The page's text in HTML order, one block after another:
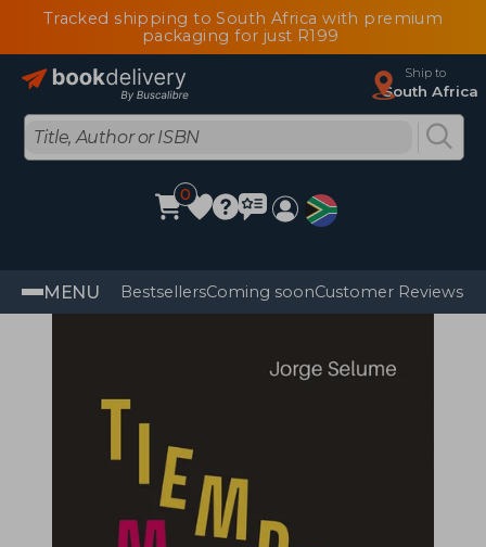
Tracked shipping to South Africa with premium
packaging for just R199
Ship to
South Africa
0
MENU BestsellersComing soonCustomer Reviews